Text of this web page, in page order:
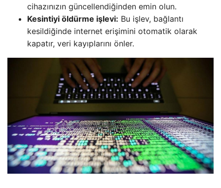
cihazınızın güncellendiğinden emin olun.
Kesintiyi öldürme işlevi: Bu işlev, bağlantı
kesildiğinde internet erişimini otomatik olarak
kapatır, veri kayıplarını önler.